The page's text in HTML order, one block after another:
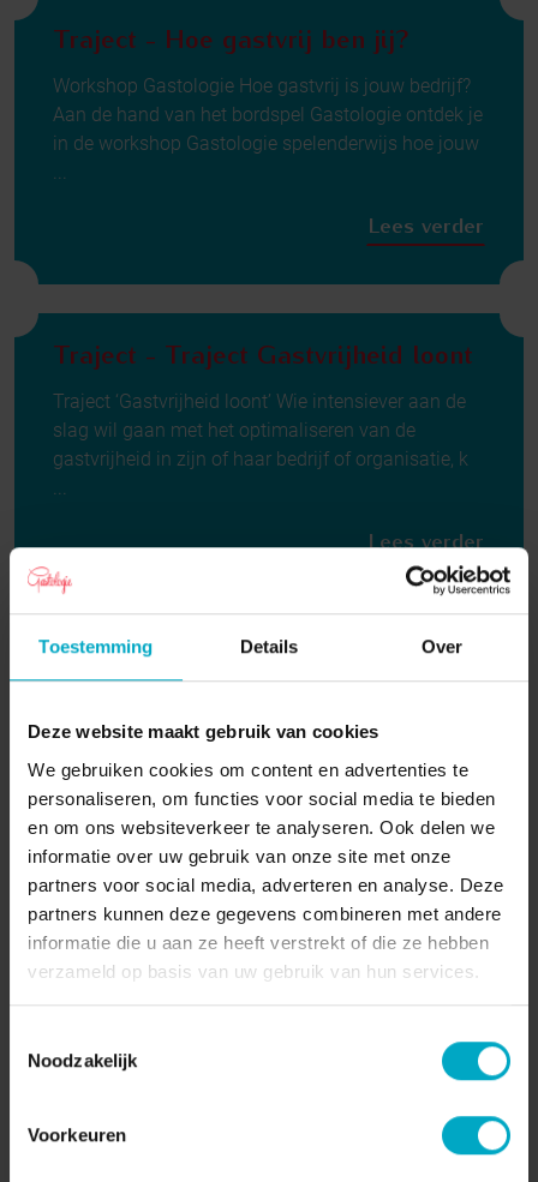
Toestemming Details Over
Deze website maakt gebruik van cookies
We gebruiken cookies om content en advertenties te
personaliseren, om functies voor social media te bieden
en om ons websiteverkeer te analyseren. Ook delen we
informatie over uw gebruik van onze site met onze
partners voor social media, adverteren en analyse. Deze
partners kunnen deze gegevens combineren met andere
informatie die u aan ze heeft verstrekt of die ze hebben
verzameld op basis van uw gebruik van hun services.
Noodzakelijk
Voorkeuren
Traject - Hoe gastvrij ben jij?
Workshop Gastologie Hoe gastvrij is jouw bedrijf?
Aan de hand van het bordspel Gastologie ontdek je
in de workshop Gastologie spelenderwijs hoe jouw
Lees verder
Traject - Traject Gastvrijheid loont
Traject ‘Gastvrijheid loont’ Wie intensiever aan de
slag wil gaan met het optimaliseren van de
gastvrijheid in zijn of haar bedrijf of organisatie, k
...
Lees verder
Gastologie - Mystery visit
denkt dat ze hun bezoekers een gastvrije beleving
bieden. Slechts acht procent bevestigt dat dit ...
Lees verder
Inspiratietour - Gluren bij de buren
Gastologie on tour: inspiratietours Je ontdekt op
wijze hoe ze in andere bedrijven omgaan met
Lees verder